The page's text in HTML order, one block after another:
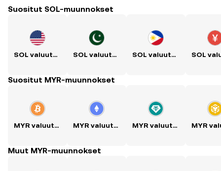
Suositut SOL-muunnokset
SOL valuutaksi USD SOL valuutaksi PKR SOL valuutaksi PHP
Suositut MYR-muunnokset
MYR valuutaksi BTC MYR valuutaksi ETH MYR valuutaksi USDT
Muut MYR-muunnokset